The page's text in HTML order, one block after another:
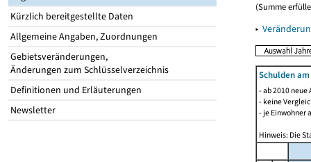
Kürzlich bereitgestellte Daten
Allgemeine Angaben, Zuordnungen
Gebietsveränderungen,
Änderungen zum Schlüsselverzeichnis
Definitionen und Erläuterungen
Newsletter
(Summe
▸
Schulden
- ab 2010
- keine
- je Einwohner
Hinweis: Die